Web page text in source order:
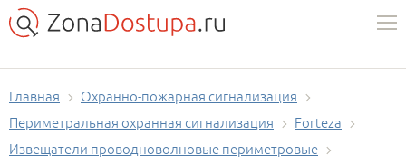
Главная
Охранно-пожарная сигнализация
Периметральная охранная сигнализация
Forteza
Извещатели проводноволновые периметровые